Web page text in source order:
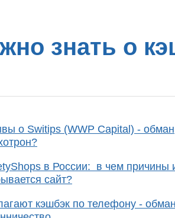
знать о
о Switips (WWP Capital) -
в России: в чем причины
сайт?
кэшбэк по телефону -